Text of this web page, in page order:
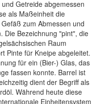
Getreide abgemessen
als Maßeinheit die
zum Abmessen und
Die Bezeichnung "pint", die
Raum
Pinte für Kneipe abgeleitet.
für ein (Bier-) Glas, das
fassen konnte. Barrel ist
dient der Begriff als
Während heute diese
Einheitensystem